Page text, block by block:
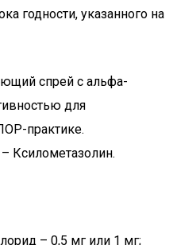
годности, указанного на
спрей с альфа-
для
практике.
Ксилометазолин.
– 0,5 мг или 1 мг;